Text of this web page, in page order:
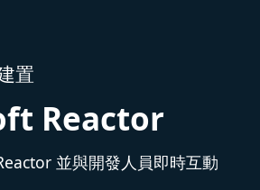
置
Reactor
並與開發人員即時互動